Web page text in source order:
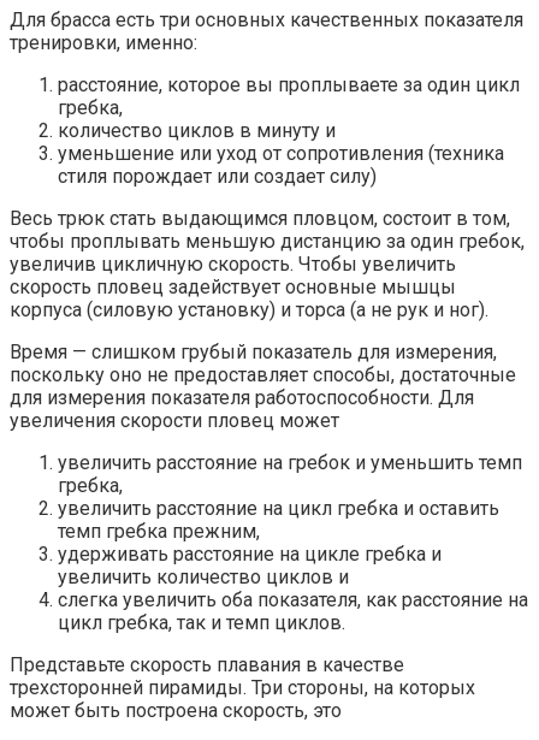
Для брасса есть три основных качественных показателя
тренировки, именно:
расстояние, которое вы проплываете за один цикл
гребка,
количество циклов в минуту и
уменьшение или уход от сопротивления (техника
стиля порождает или создает силу)
Весь трюк стать выдающимся пловцом, состоит в том,
чтобы проплывать меньшую дистанцию за один гребок,
увеличив цикличную скорость. Чтобы увеличить
скорость пловец задействует основные мышцы
корпуса (силовую установку) и торса (а не рук и ног).
Время — слишком грубый показатель для измерения,
поскольку оно не предоставляет способы, достаточные
для измерения показателя работоспособности. Для
увеличения скорости пловец может
увеличить расстояние на гребок и уменьшить темп
гребка,
увеличить расстояние на цикл гребка и оставить
темп гребка прежним,
удерживать расстояние на цикле гребка и
увеличить количество циклов и
слегка увеличить оба показателя, как расстояние на
цикл гребка, так и темп циклов.
Представьте скорость плавания в качестве
трехсторонней пирамиды. Три стороны, на которых
может быть построена скорость, это